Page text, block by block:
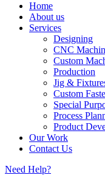
Home
About us
Services
Designing
CNC
Custom
Production
Jig &
Custom
Special
Process
Product
Our Work
Contact Us
Need Help?